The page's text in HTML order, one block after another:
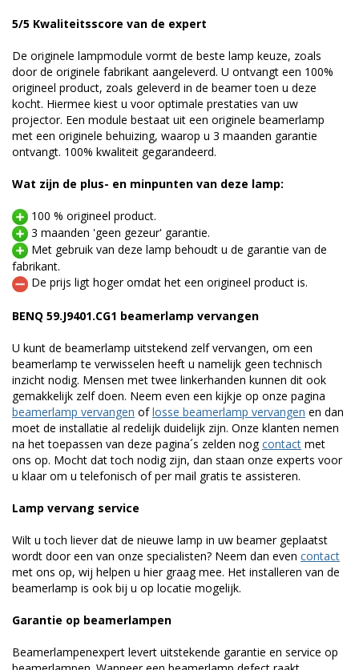
5/5 Kwaliteitsscore van de expert
De originele lampmodule vormt de beste lamp keuze, zoals
door de originele fabrikant aangeleverd. U ontvangt een 100%
origineel product, zoals geleverd in de beamer toen u deze
kocht. Hiermee kiest u voor optimale prestaties van uw
projector. Een module bestaat uit een originele beamerlamp
met een originele behuizing, waarop u 3 maanden garantie
ontvangt. 100% kwaliteit gegarandeerd.
Wat zijn de plus- en minpunten van deze lamp:
100 % origineel product.
3 maanden 'geen gezeur' garantie.
Met gebruik van deze lamp behoudt u de garantie van de
fabrikant.
De prijs ligt hoger omdat het een origineel product is.
BENQ 59.J9401.CG1 beamerlamp vervangen
U kunt de beamerlamp uitstekend zelf vervangen, om een
beamerlamp te verwisselen heeft u namelijk geen technisch
inzicht nodig. Mensen met twee linkerhanden kunnen dit ook
gemakkelijk zelf doen. Neem even een kijkje op onze pagina
beamerlamp vervangen oflosse beamerlamp vervangen en dan
moet de installatie al redelijk duidelijk zijn. Onze klanten nemen
na het toepassen van deze pagina´s zelden nogcontact met
ons op. Mocht dat toch nodig zijn, dan staan onze experts voor
u klaar om u telefonisch of per mail gratis te assisteren.
Lamp vervang service
Wilt u toch liever dat de nieuwe lamp in uw beamer geplaatst
wordt door een van onze specialisten? Neem dan even contact
met ons op, wij helpen u hier graag mee. Het installeren van de
beamerlamp is ook bij u op locatie mogelijk.
Garantie op beamerlampen
Beamerlampenexpert levert uitstekende garantie en service op